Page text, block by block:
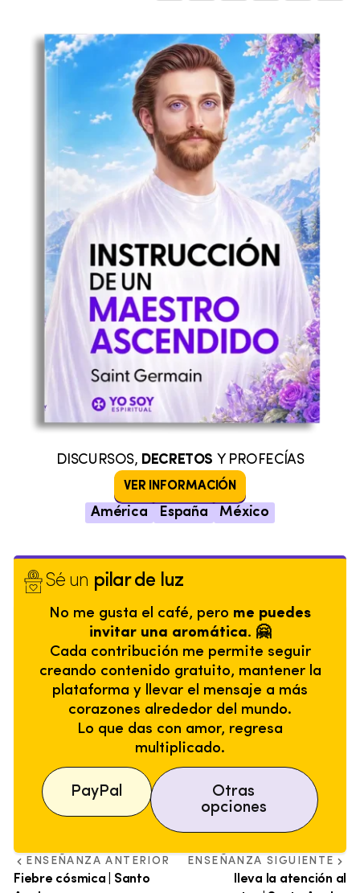
DISCURSOS, DECRETOS Y PROFECÍAS
VER INFORMACIÓN
América España México
Sé un pilar de luz
No me gusta el café, pero me puedes
invitar una aromática. 🤗
Cada contribución me permite seguir
creando contenido gratuito, mantener la
plataforma y llevar el mensaje a más
corazones alrededor del mundo.
Lo que das con amor, regresa
multiplicado.
PayPal
Otras
opciones
ENSEÑANZA ANTERIOR
Fiebre cósmica | Santo
ENSEÑANZA SIGUIENTE
lleva la atención al